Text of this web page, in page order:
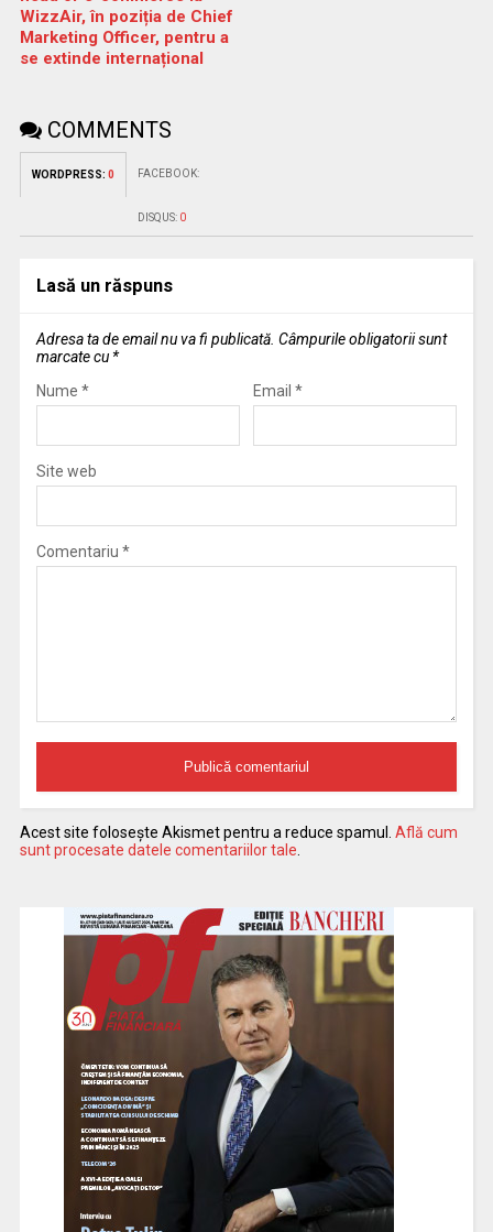
WizzAir, în poziția de Chief
Marketing Officer, pentru a
se extinde internațional
COMMENTS
WORDPRESS: 0 FACEBOOK:
DISQUS: 0
Lasă un răspuns
Adresa ta de email nu va fi publicată. Câmpurile obligatorii sunt
marcate cu *
Nume * Email *
Site web
Comentariu *
Acest site folosește Akismet pentru a reduce spamul. Află cum
sunt procesate datele comentariilor tale.